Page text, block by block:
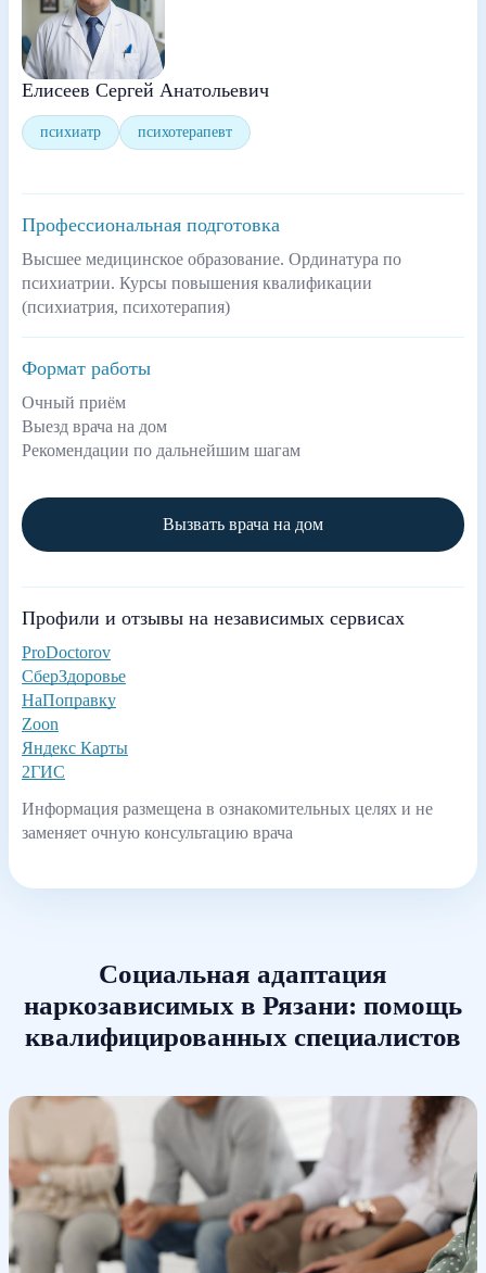
Елисеев Сергей Анатольевич
психиатр психотерапевт
Профессиональная подготовка
Высшее медицинское образование. Ординатура по
психиатрии. Курсы повышения квалификации
(психиатрия, психотерапия)
Формат работы
Очный приём
Выезд врача на дом
Рекомендации по дальнейшим шагам
Вызвать врача на дом
Профили и отзывы на независимых сервисах
ProDoctorov
СберЗдоровье
НаПоправку
Zoon
Яндекс Карты
2ГИС
Информация размещена в ознакомительных целях и не
заменяет очную консультацию врача
Социальная адаптация
наркозависимых в Рязани: помощь
квалифицированных специалистов